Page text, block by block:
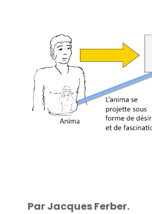
Par Jacques Ferber.